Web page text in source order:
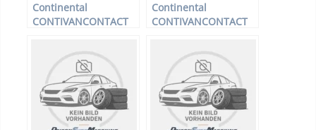
Continental
CONTIVANCONTACT
185/0 R14 102 Q –
Sommerreifen
Continental
CONTIVANCONTACT
205/75 R16 113 R –
Sommerreifen